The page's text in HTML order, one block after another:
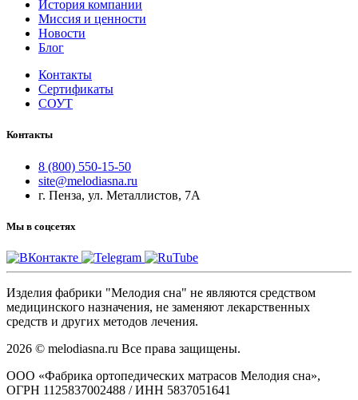
История компании
Миссия и ценности
Новости
Блог
Контакты
Сертификаты
СОУТ
Контакты
8 (800) 550-15-50
site@melodiasna.ru
г. Пенза, ул. Металлистов, 7А
Мы в соцсетях
Изделия фабрики "Мелодия сна" не являются средством
медицинского назначения, не заменяют лекарственных
средств и других методов лечения.
2026 © melodiasna.ru Все права защищены.
ООО «Фабрика ортопедических матрасов Мелодия сна»,
ОГРН 1125837002488 / ИНН 5837051641